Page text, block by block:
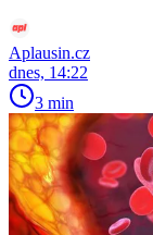
Aplausin.cz
dnes, 14:22
3 min